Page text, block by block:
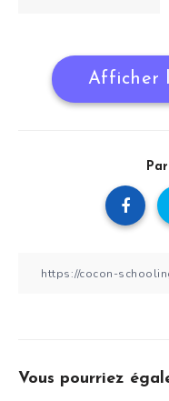
Afficher
Vous pourriez